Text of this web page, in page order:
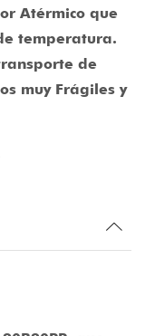
Atérmico que
temperatura.
de
muy Frágiles y